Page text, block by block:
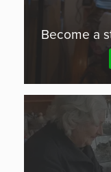
Become a